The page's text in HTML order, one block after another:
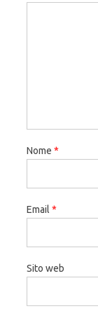
Nome *
Email *
Sito web